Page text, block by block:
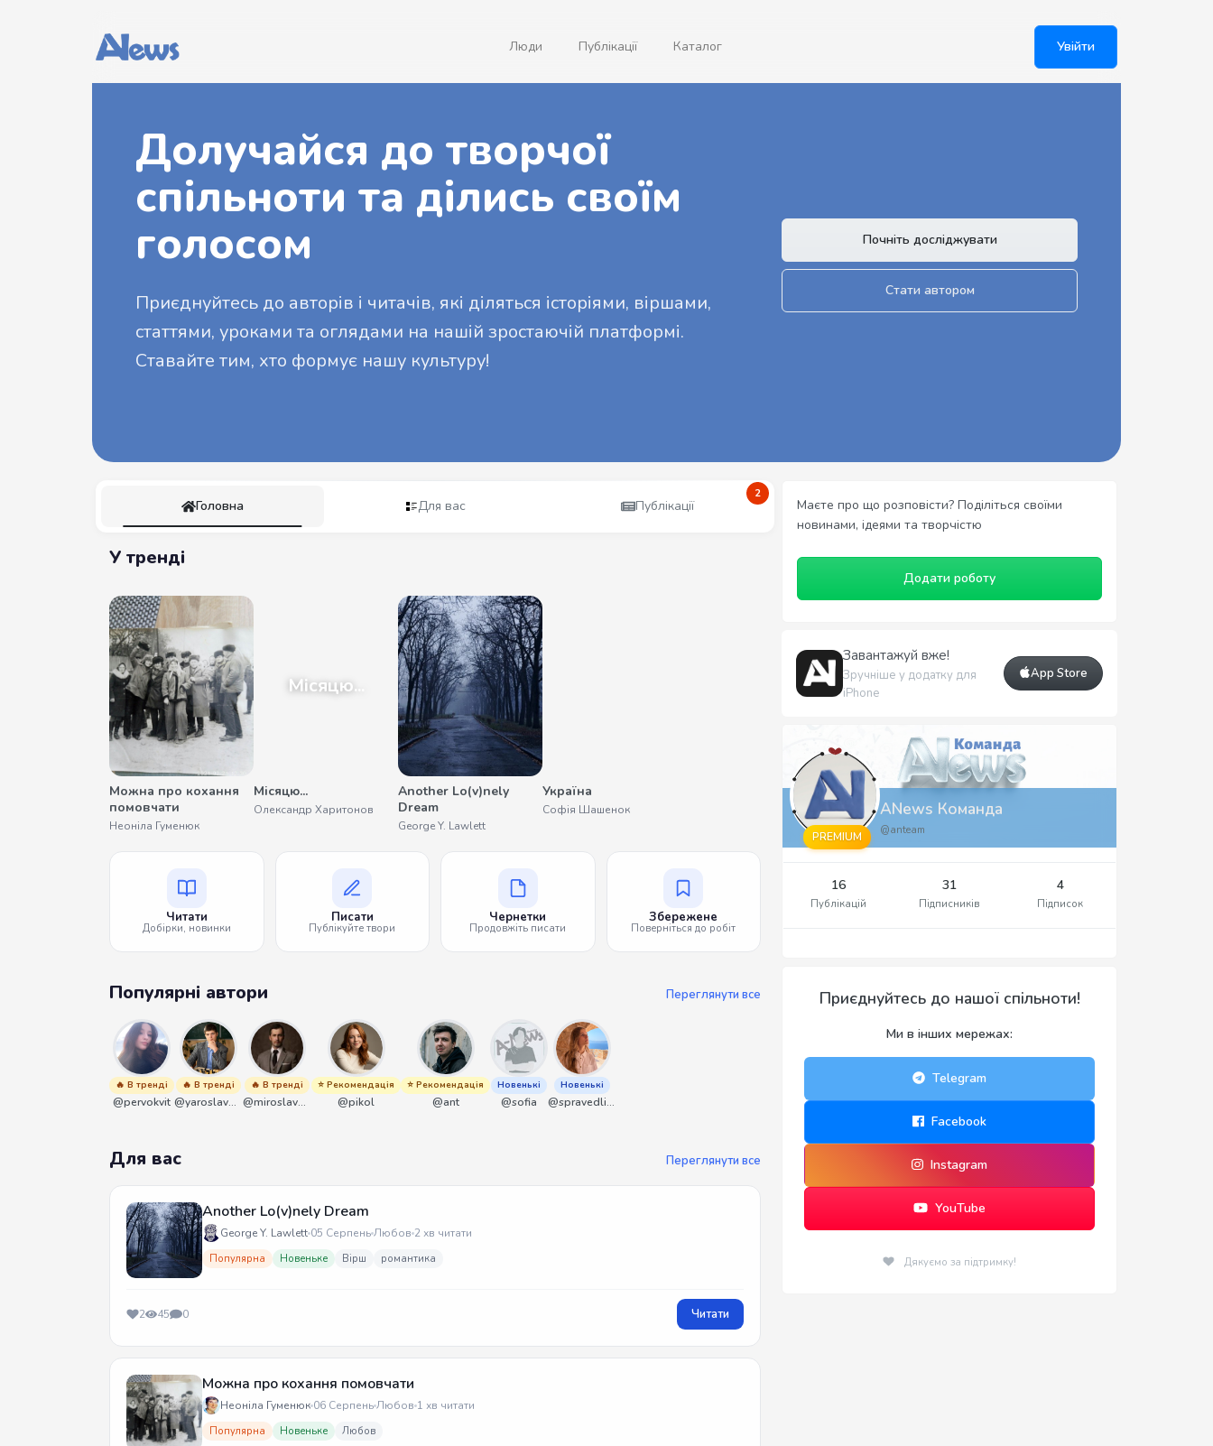
Люди Публікації Каталог Увійти
Долучайся до творчої
спільноти та ділись своїм
голосом
Приєднуйтесь до авторів і читачів, які діляться історіями, віршами,
статтями, уроками та оглядами на нашій зростаючій платформі.
Ставайте тим, хто формує нашу культуру!
Почніть досліджувати
Стати автором
Головна Для вас Публікації
2
У тренді
Можна про кохання
помовчати
Неоніла Гуменюк
Місяцю...
Місяцю...
Олександр Харитонов
Another Lo(v)nely
Dream
George Y. Lawlett
Україна
Софія Шашенок
Читати
Добірки, новинки
Писати
Публікуйте твори
Чернетки
Продовжіть писати
Збережене
Поверніться до робіт
Популярні автори Переглянути все
🔥 В тренді
@pervokvit
🔥 В тренді
@yaroslavbrunko
🔥 В тренді
@miroslavmaniyk
⭐ Рекомендація
@pikol
⭐ Рекомендація
@ant
Новенькі
@sofia
Новенькі
@spravedliwa
Для вас Переглянути все
Another Lo(v)nely Dream
George Y. Lawlett 05 СерпеньЛюбов 2 хв читати
Популярна Новеньке Вірш романтика
2 45 0 Читати
Можна про кохання помовчати
Неоніла Гуменюк 06 СерпеньЛюбов 1 хв читати
Популярна Новеньке Любов
Маєте про що розповісти? Поділіться своїми
новинами, ідеями та творчістю
Додати роботу
Завантажуй вже!
Зручніше у додатку для
iPhone
App Store
PREMIUM
ANews Команда
@anteam
16
Публікацій
31
Підписників
4
Підписок
Приєднуйтесь до нашої спільноти!
Ми в інших мережах:
Telegram
Facebook
Instagram
YouTube
Дякуємо за підтримку!